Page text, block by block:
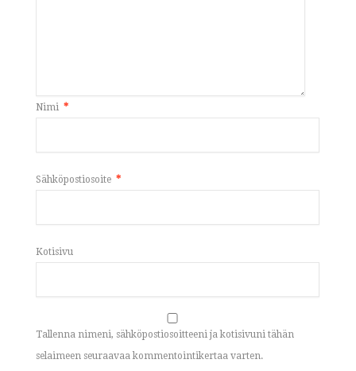
Nimi *
Sähköpostiosoite *
Kotisivu
Tallenna nimeni, sähköpostiosoitteeni ja kotisivuni tähän
selaimeen seuraavaa kommentointikertaa varten.